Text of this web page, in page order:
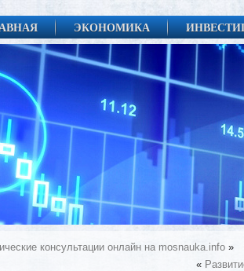
ЭКОНОМИКА
консультации онлайн на mosnauka.info »
«